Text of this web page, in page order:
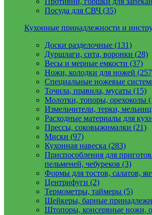
Посуда для СВЧ (35)
Кухонные принадлежности и
Доски разделочные (131)
Дуршлаги, сита, воронки (28)
Весы и мерные емкости (37)
Ножи, колодки для ножей
Специальные ножевые
Точила, правила, мусаты (15)
Молотки, топоры, орехоколы
Измельчители, терки,
Расходные материалы для
Прессы, соковыжималки (21)
Миски (97)
Кухонная навеска (283)
Приспособления для
пельменей, чебуреков (3)
Формы для тостов, салатов,
Центрифуги (2)
Термометры, таймеры (5)
Шейкеры, барные
Штопоры, консервные ножи,